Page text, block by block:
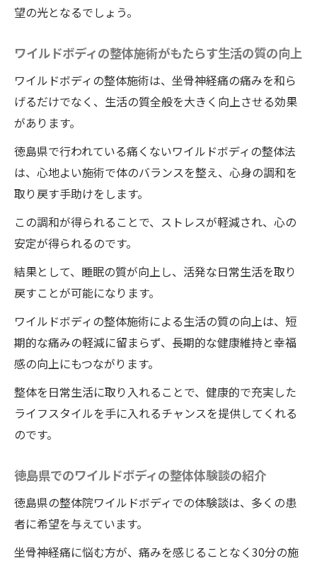
望の光となるでしょう。
ワイルドボディの整体施術がもたらす生活の質の向上
ワイルドボディの整体施術は、坐骨神経痛の痛みを和ら
げるだけでなく、生活の質全般を大きく向上させる効果
があります。
徳島県で行われている痛くないワイルドボディの整体法
は、心地よい施術で体のバランスを整え、心身の調和を
取り戻す手助けをします。
この調和が得られることで、ストレスが軽減され、心の
安定が得られるのです。
結果として、睡眠の質が向上し、活発な日常生活を取り
戻すことが可能になります。
ワイルドボディの整体施術による生活の質の向上は、短
期的な痛みの軽減に留まらず、長期的な健康維持と幸福
感の向上にもつながります。
整体を日常生活に取り入れることで、健康的で充実した
ライフスタイルを手に入れるチャンスを提供してくれる
のです。
徳島県でのワイルドボディの整体体験談の紹介
徳島県の整体院ワイルドボディでの体験談は、多くの患
者に希望を与えています。
坐骨神経痛に悩む方が、痛みを感じることなく30分の施